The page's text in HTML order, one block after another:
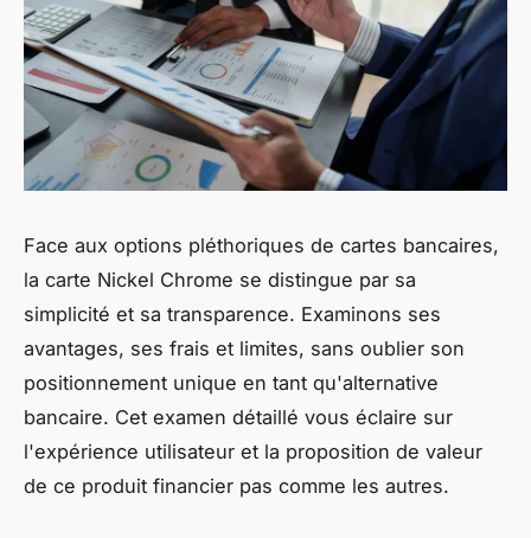
Face aux options pléthoriques de cartes bancaires,
la carte Nickel Chrome se distingue par sa
simplicité et sa transparence. Examinons ses
avantages, ses frais et limites, sans oublier son
positionnement unique en tant qu'alternative
bancaire. Cet examen détaillé vous éclaire sur
l'expérience utilisateur et la proposition de valeur
de ce produit financier pas comme les autres.